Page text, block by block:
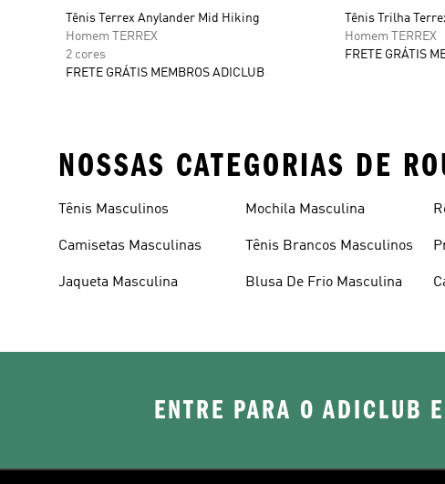
Tênis Terrex Anylander Mid Hiking
Homem TERREX
2 cores
FRETE GRÁTIS MEMBROS ADICLUB
Tênis Trilha
Homem TERREX
FRETE GRÁTIS
NOSSAS CATEGORIAS DE
Tênis Masculinos
Camisetas Masculinas
Jaqueta Masculina
Mochila Masculina
Tênis Brancos Masculinos
Blusa De Frio Masculina
ENTRE PARA O ADICLUB